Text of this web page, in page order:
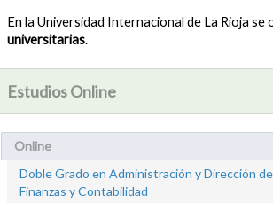
En la Universidad Internacional de La Rioja se
universitarias.
Estudios Online
Online
Doble Grado en Administración y Dirección
Finanzas y Contabilidad